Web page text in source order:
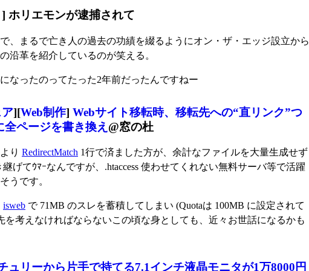
] ホリエモンが逮捕されて
、まるで亡き人の過去の功績を綴るようにオン・ザ・エッジ設立から
沿革を紹介しているのが笑える。
なったのってたった2年前だったんですねー
][Web制作]Webサイト移転時、移転先への“直リンク”つ
全ページを書き換え @窓の杜
り RedirectMatch 1行で済ました方が、余計なファイルを大量生成せず
継げてｳﾏｰなんですが、.htaccess 使わせてくれない無料サーバ等で活躍
うです。
isweb で 71MB のスレを蓄積してしまい (Quotaは 100MB に設定されて
を考えなければならないこの頃な身としても、近々お世話になるかも
ュリーから片手で持てる7.1インチ液晶モニタが1万8000円